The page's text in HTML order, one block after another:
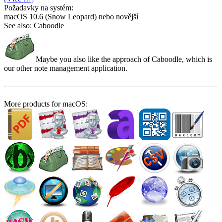
Požadavky na systém:
macOS 10.6 (Snow Leopard) nebo novější
See also: Caboodle
Maybe you also like the approach of Caboodle, which is
our other note management application.
More products for macOS: